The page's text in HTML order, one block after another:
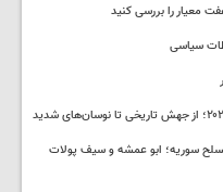
معیار را بررسی کنید
سیاسی
سوریه؛ ابو عمشه و سیف پولات